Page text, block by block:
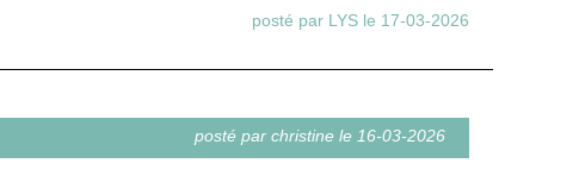
posté par LYS le 17-03-2026
posté par christine le 16-03-2026